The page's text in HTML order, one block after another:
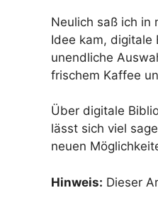
Neulich saß ich in
Idee kam, digitale
unendliche
frischem Kaffee
Über digitale
lässt sich viel
neuen
Hinweis: Dieser